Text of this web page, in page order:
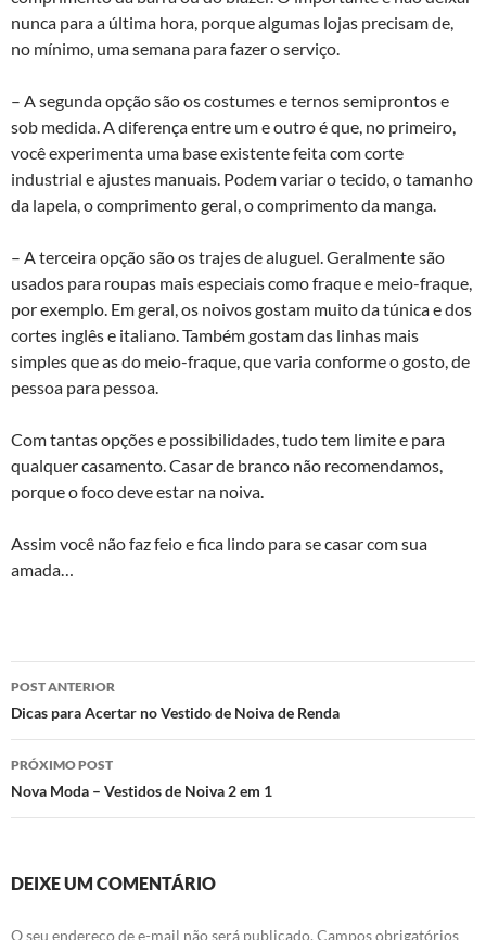
nunca para a última hora, porque algumas lojas precisam de,
no mínimo, uma semana para fazer o serviço.
– A segunda opção são os costumes e ternos semiprontos e
sob medida. A diferença entre um e outro é que, no primeiro,
você experimenta uma base existente feita com corte
industrial e ajustes manuais. Podem variar o tecido, o tamanho
da lapela, o comprimento geral, o comprimento da manga.
– A terceira opção são os trajes de aluguel. Geralmente são
usados para roupas mais especiais como fraque e meio-fraque,
por exemplo. Em geral, os noivos gostam muito da túnica e dos
cortes inglês e italiano. Também gostam das linhas mais
simples que as do meio-fraque, que varia conforme o gosto, de
pessoa para pessoa.
Com tantas opções e possibilidades, tudo tem limite e para
qualquer casamento. Casar de branco não recomendamos,
porque o foco deve estar na noiva.
Assim você não faz feio e fica lindo para se casar com sua
amada…
Navegação
de
posts
POST ANTERIOR
Dicas para Acertar no Vestido de Noiva de Renda
PRÓXIMO POST
Nova Moda – Vestidos de Noiva 2 em 1
DEIXE UM COMENTÁRIO
O seu endereço de e-mail não será publicado. Campos obrigatórios